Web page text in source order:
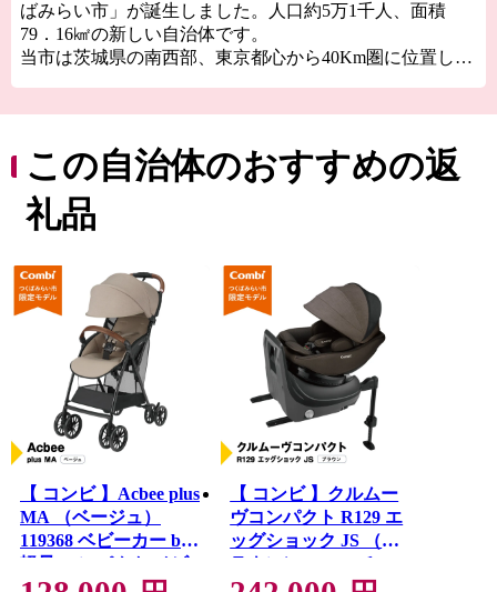
ばみらい市」が誕生しました。人口約5万1千人、面積
79．16㎢の新しい自治体です。
当市は茨城県の南西部、東京都心から40Km圏に位置し、
れています。
道路網は、北部に国道354号線、西側に国道294号線，中
央部を常磐自動車道が走り、国道294号線と交差し谷和原
ICがあり交通の利便がはかられています。
「つくばエクスプレス」が走り、みらい平駅から東京秋
葉原まで最速で40分、つくばまでは12分で結ばれまし
た。
みらい平駅周辺では県主体の優良な住宅地開発が進みマ
ンションやショッピングセンターなどが整備され、新し
いまちづくり進んでいます。
この自治体のおすすめの返
礼品
【 コンビ 】Acbee plus
MA （ベージュ）
119368 ベビーカー b型
軽量 コンパクト ベビ
ー用品 出産準備 出産
【 コンビ 】クルムー
ヴコンパクト R129 エ
ッグショック JS （ブ
ラウン）119672 チャ
イルドシート ジュニ